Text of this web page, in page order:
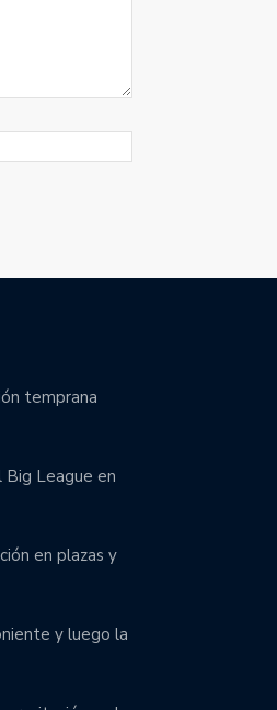
temprana
Big League en
en plazas y
y luego la